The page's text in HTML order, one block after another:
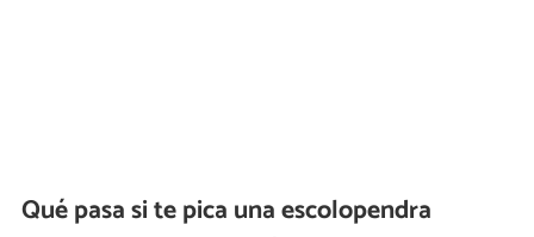
Qué pasa si te pica una escolopendra